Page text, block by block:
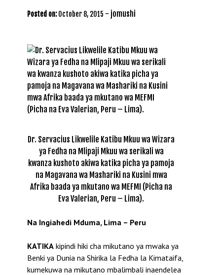
Posted on: October 8, 2015 - jomushi
Dr. Servacius Likwelile Katibu Mkuu wa Wizara
ya Fedha na Mlipaji Mkuu wa serikali wa
kwanza kushoto akiwa katika picha ya pamoja
na Magavana wa Mashariki na Kusini mwa
Afrika baada ya mkutano wa MEFMI (Picha na
Eva Valerian, Peru – Lima).
Na Ingiahedi Mduma, Lima – Peru
KATIKA kipindi hiki cha mikutano ya mwaka ya
Benki ya Dunia na Shirika la Fedha la Kimataifa,
kumekuwa na mikutano mbalimbali inaendelea